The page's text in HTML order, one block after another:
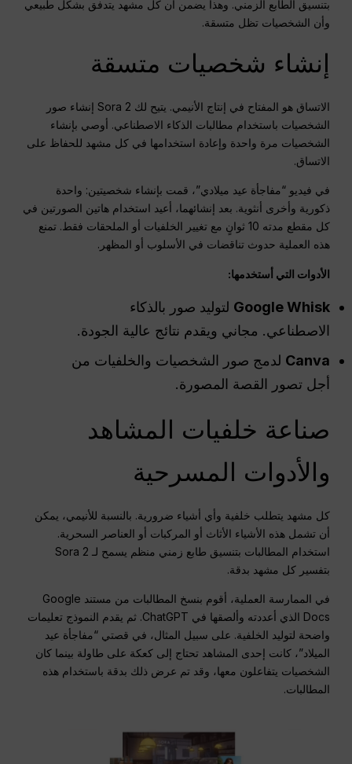
بتنسيق الطابع الزمني. وهذا يضمن أن كل مشهد يتدفق بشكل طبيعي
وأن الشخصيات تظل متسقة.
إنشاء شخصيات متسقة
الاتساق هو المفتاح في إنتاج الأنيمي. يتيح لك Sora 2 إنشاء صور
الشخصيات باستخدام مطالبات الذكاء الاصطناعي. أوصي بإنشاء
الشخصيات مرة واحدة وإعادة استخدامها في كل مشهد للحفاظ على
الاتساق.
في فيديو “مفاجأة عيد ميلادي”، قمت بإنشاء شخصيتين: واحدة
ذكورية وأخرى أنثوية. بعد إنشائهما، أعيد استخدام هاتين الصورتين في
كل مقطع مدته 10 ثوانٍ مع تغيير الخلفيات أو الملحقات فقط. تمنع
هذه العملية حدوث تناقضات في الأسلوب أو المظهر.
الأدوات التي أستخدمها:
Google Whisk لتوليد صور بالذكاء
الاصطناعي. مجاني ويقدم نتائج عالية الجودة.
Canva لدمج صور الشخصيات والخلفيات من
أجل تصور القصة المصورة.
صناعة خلفيات المشاهد
والأدوات المسرحية
كل مشهد يتطلب خلفية وأي أشياء ضرورية. بالنسبة للأنيمي، يمكن
أن تشمل هذه الأشياء الأثاث أو المركبات أو العناصر السحرية.
استخدام المطالبات بتنسيق طابع زمني منظم يسمح لـ Sora 2
بتفسير كل مشهد بدقة.
في الممارسة العملية، أقوم بنسخ المطالبات من مستند Google
Docs الذي أعددته وألصقها في ChatGPT. ثم يقدم النموذج تعليمات
واضحة لتوليد الخلفية. على سبيل المثال، في قصتي “مفاجأة عيد
الميلاد”، كانت إحدى المشاهد تحتاج إلى كعكة على طاولة بينما كان
الشخصيات يتفاعلون معها، وقد تم عرض ذلك بدقة باستخدام هذه
المطالبات.